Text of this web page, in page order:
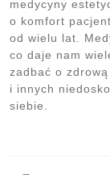
medycyny
o komfort
od wielu lat.
co daje nam
zadbać o
i innych
siebie.